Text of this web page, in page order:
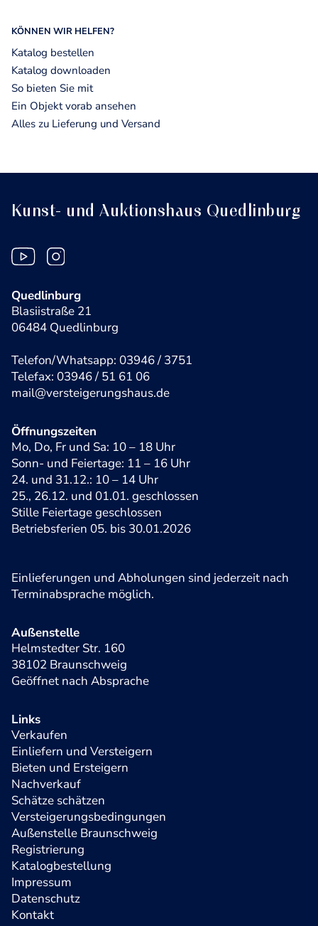
KÖNNEN WIR HELFEN?
Katalog bestellen
Katalog downloaden
So bieten Sie mit
Ein Objekt vorab ansehen
Alles zu Lieferung und Versand
Kunst- und Auktionshaus Quedlinburg
Quedlinburg
Blasiistraße 21
06484 Quedlinburg
Telefon/Whatsapp: 03946 / 3751
Telefax: 03946 / 51 61 06
mail@versteigerungshaus.de
Öffnungszeiten
Mo, Do, Fr und Sa: 10 – 18 Uhr
Sonn- und Feiertage: 11 – 16 Uhr
24. und 31.12.: 10 – 14 Uhr
25., 26.12. und 01.01. geschlossen
Stille Feiertage geschlossen
Betriebsferien 05. bis 30.01.2026
Einlieferungen und Abholungen sind jederzeit nach
Terminabsprache möglich.
Außenstelle
Helmstedter Str. 160
38102 Braunschweig
Geöffnet nach Absprache
Links
Verkaufen
Einliefern und Versteigern
Bieten und Ersteigern
Nachverkauf
Schätze schätzen
Versteigerungsbedingungen
Außenstelle Braunschweig
Registrierung
Katalogbestellung
Impressum
Datenschutz
Kontakt